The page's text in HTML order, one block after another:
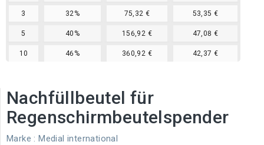
3 32% 75,32 € 53,35 €
5 40% 156,92 € 47,08 €
10 46% 360,92 € 42,37 €
Nachfüllbeutel für
Regenschirmbeutelspender
Marke : Medial international